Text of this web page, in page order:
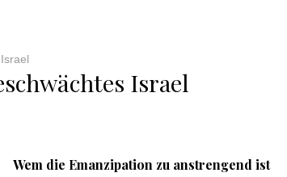
Israel
Wem die Emanzipation zu anstrengend ist